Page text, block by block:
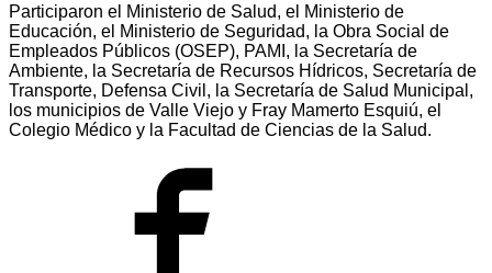
Participaron el Ministerio de Salud, el Ministerio de
Educación, el Ministerio de Seguridad, la Obra Social de
Empleados Públicos (OSEP), PAMI, la Secretaría de
Ambiente, la Secretaría de Recursos Hídricos, Secretaría de
Transporte, Defensa Civil, la Secretaría de Salud Municipal,
los municipios de Valle Viejo y Fray Mamerto Esquiú, el
Colegio Médico y la Facultad de Ciencias de la Salud.